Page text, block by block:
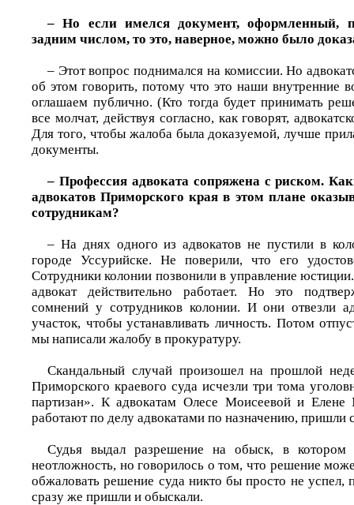
– Но если имелся документ, оформленный,
задним числом, то это, наверное, можно было
– Этот вопрос поднимался на комиссии. Но
об этом говорить, потому что это наши внутренние
оглашаем публично. (Кто тогда будет принимать
все молчат, действуя согласно, как говорят,
Для того, чтобы жалоба была доказуемой, лучше
документы.
– Профессия адвоката сопряжена с риском.
адвокатов Приморского края в этом плане
сотрудникам?
– На днях одного из адвокатов не пустили в
городе Уссурийске. Не поверили, что его
Сотрудники колонии позвонили в управление
адвокат действительно работает. Но это
сомнений у сотрудников колонии. И они отвезли
участок, чтобы устанавливать личность. Потом
мы написали жалобу в прокуратуру.
Скандальный случай произошел на прошлой
Приморского краевого суда исчезли три тома
партизан». К адвокатам Олесе Моисеевой и Елене
работают по делу адвокатами по назначению, пришли
Судья выдал разрешение на обыск, в
неотложность, но говорилось о том, что решение
обжаловать решение суда никто бы просто не успел,
сразу же пришли и обыскали.